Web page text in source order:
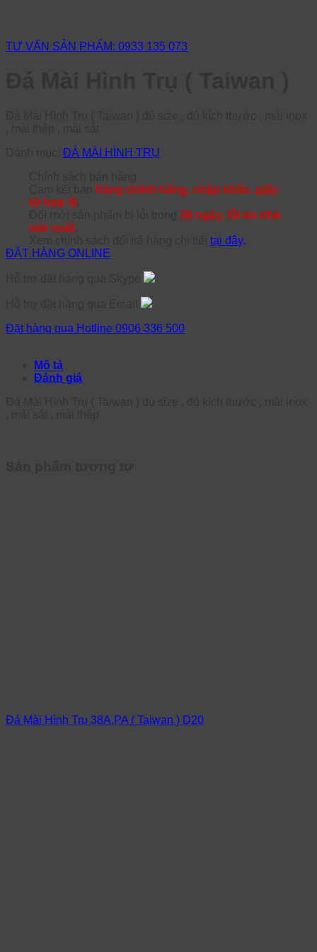
TƯ VẤN SẢN PHẨM: 0933 135 073
ĐÁ MÀI HÌNH TRỤ
hàng chính hãng, nhập khẩu, giấy
tờ hợp lệ
30 ngày, lỗi do nhà
sản xuất
tại đây.
ĐẶT HÀNG ONLINE
Đặt hàng qua Hotline 0906 336 500
Mô tả
Đánh giá
Đá Mài Hình Trụ 38A,PA ( Taiwan ) D20